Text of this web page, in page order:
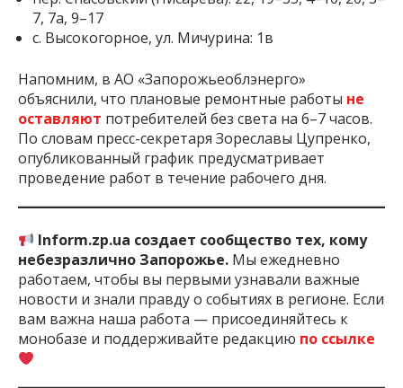
7, 7а, 9–17
с. Высокогорное, ул. Мичурина: 1в
Напомним, в АО «Запорожьеоблэнерго»
объяснили, что плановые ремонтные работы не
оставляют потребителей без света на 6–7 часов.
По словам пресс-секретаря Зореславы Цупренко,
опубликованный график предусматривает
проведение работ в течение рабочего дня.
Inform.zp.ua создает сообщество тех, кому
небезразлично Запорожье. Мы ежедневно
работаем, чтобы вы первыми узнавали важные
новости и знали правду о событиях в регионе. Если
вам важна наша работа — присоединяйтесь к
монобазе и поддерживайте редакцию по ссылке